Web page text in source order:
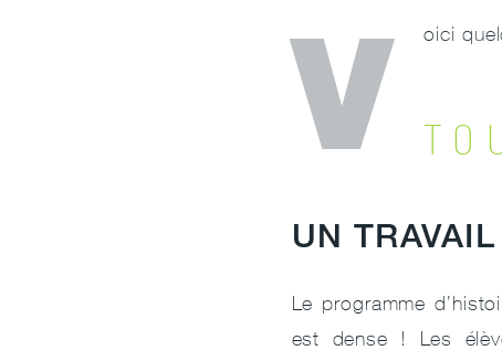
V oici
UN
Le programme
est dense ! Les